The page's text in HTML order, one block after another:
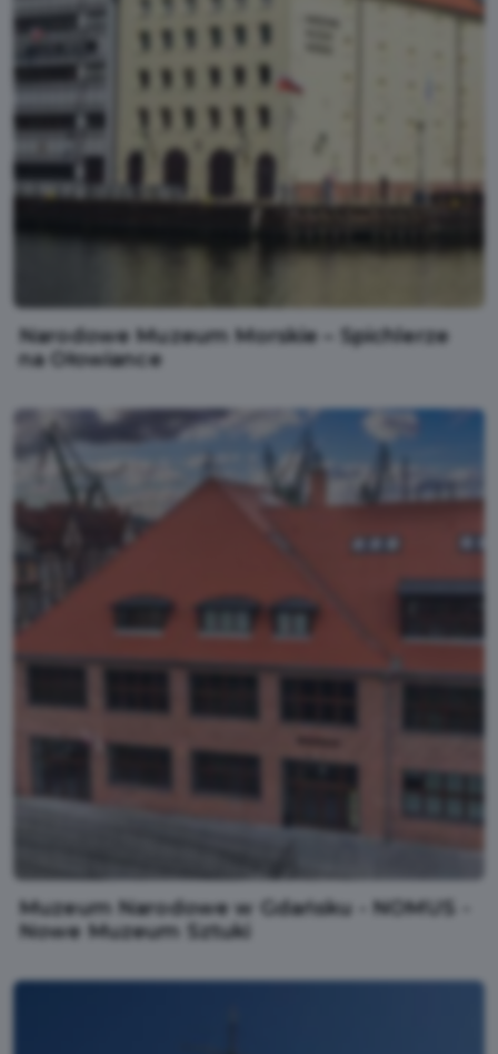
Narodowe Muzeum Morskie – Spichlerze
na Ołowiance
Muzeum Narodowe w Gdańsku - NOMUS -
Nowe Muzeum Sztuki